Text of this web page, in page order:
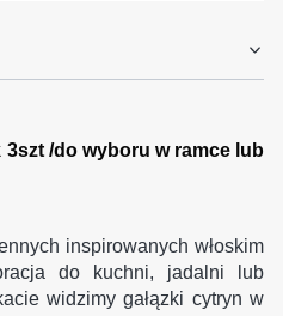
/do wyboru w ramce lub
inspirowanych włoskim
do kuchni, jadalni lub
widzimy gałązki cytryn w